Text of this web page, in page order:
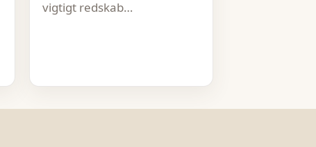
vigtigt redskab…